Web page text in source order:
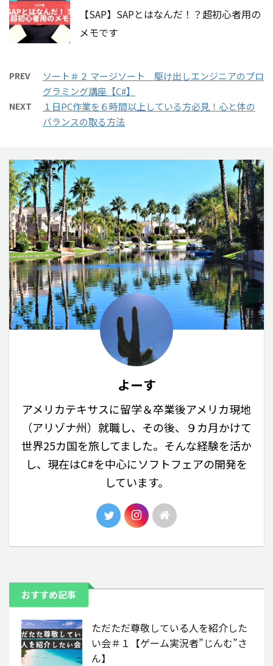
【SAP】SAPとはなんだ！？超初心者用の
メモです
PREV
ソート＃２ マージソート 駆け出しエンジニアのプロ
グラミング講座【C#】
NEXT
１日PC作業を６時間以上している方必見！心と体の
バランスの取る方法
よーす
アメリカテキサスに留学＆卒業後アメリカ現地
（アリゾナ州）就職し、その後、９カ月かけて
世界25カ国を旅してました。そんな経験を活か
し、現在はC#を中心にソフトフェアの開発を
しています。
おすすめ記事
ただただ尊敬している人を紹介した
い会＃１【ゲーム実況者”じんむ”さ
ん】